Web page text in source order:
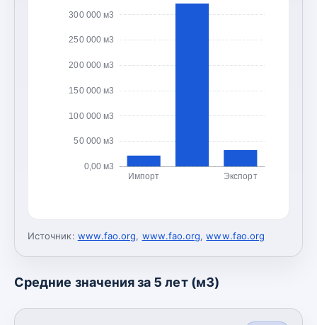
0,00 м3
50 000 м3
100 000 м3
150 000 м3
200 000 м3
250 000 м3
300 000 м3
Импорт Экспорт
Источник: www.fao.org, www.fao.org,www.fao.org
Средние значения за 5 лет (м3)